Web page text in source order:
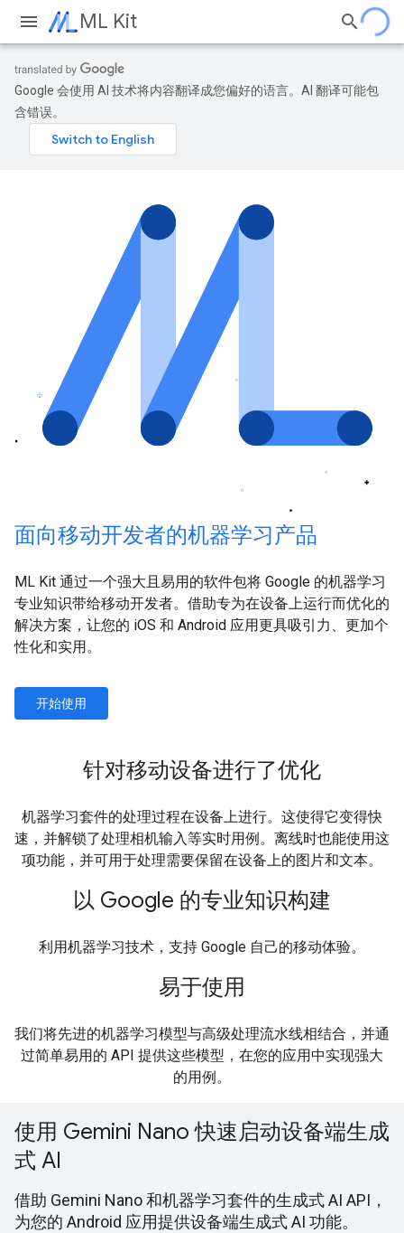
ML Kit
Google 会使用 AI 技术将内容翻译成您偏好的语言。AI 翻译可能包
含错误。
面向移动开发者的机器学习产品
ML Kit 通过一个强大且易用的软件包将 Google 的机器学习
专业知识带给移动开发者。借助专为在设备上运行而优化的
解决方案，让您的 iOS 和 Android 应用更具吸引力、更加个
性化和实用。
开始使用
针对移动设备进行了优化
机器学习套件的处理过程在设备上进行。这使得它变得快
速，并解锁了处理相机输入等实时用例。离线时也能使用这
项功能，并可用于处理需要保留在设备上的图片和文本。
以 Google 的专业知识构建
利用机器学习技术，支持 Google 自己的移动体验。
易于使用
我们将先进的机器学习模型与高级处理流水线相结合，并通
过简单易用的 API 提供这些模型，在您的应用中实现强大
的用例。
使用 Gemini Nano 快速启动设备端生成
式 AI
借助 Gemini Nano 和机器学习套件的生成式 AI API，
为您的 Android 应用提供设备端生成式 AI 功能。